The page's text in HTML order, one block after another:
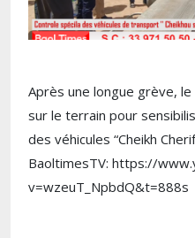
Après une longue grève,
sur le terrain pour
des véhicules “Cheikh
BaoltimesTV: https://
v=wzeuT_NpbdQ&t=888s